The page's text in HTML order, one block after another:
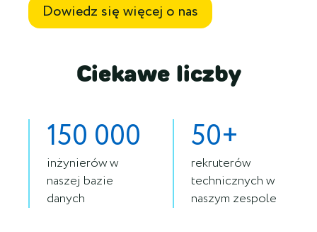
Dowiedz się więcej o nas
Ciekawe liczby
150 000
inżynierów w
naszej bazie
danych
50+
rekruterów
technicznych w
naszym zespole